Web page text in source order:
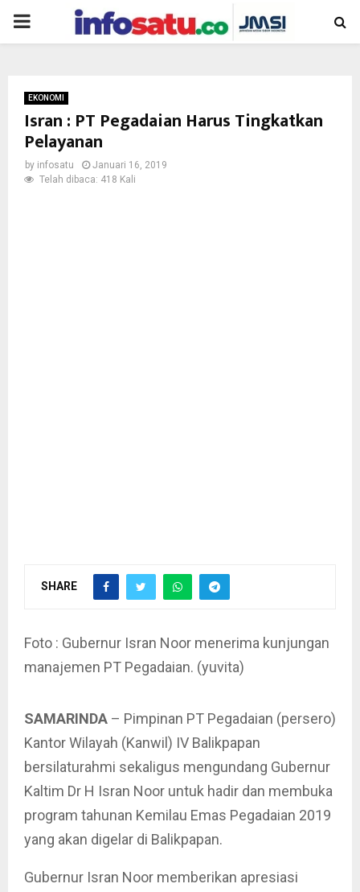
PRIMARY
EKONOMI
Isran : PT Pegadaian Harus Tingkatkan
Pelayanan
by infosatu
Januari 16, 2019
Telah dibaca: 418 Kali
SHARE
Foto : Gubernur Isran Noor menerima kunjungan
manajemen PT Pegadaian. (yuvita)
SAMARINDA – Pimpinan PT Pegadaian (persero)
Kantor Wilayah (Kanwil) IV Balikpapan
bersilaturahmi sekaligus mengundang Gubernur
Kaltim Dr H Isran Noor untuk hadir dan membuka
program tahunan Kemilau Emas Pegadaian 2019
yang akan digelar di Balikpapan.
Gubernur Isran Noor memberikan apresiasi